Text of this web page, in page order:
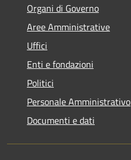
Organi di Governo
Aree Amministrative
Uffici
Enti e fondazioni
Politici
Personale Amministrativo
Documenti e dati